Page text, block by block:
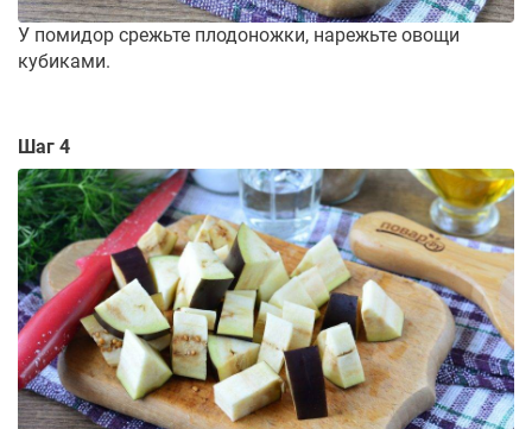
У помидор срежьте плодоножки, нарежьте овощи
кубиками.
Шаг 4